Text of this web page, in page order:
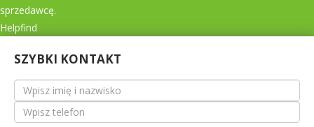
sprzedawcę.
Helpfind
SZYBKI KONTAKT